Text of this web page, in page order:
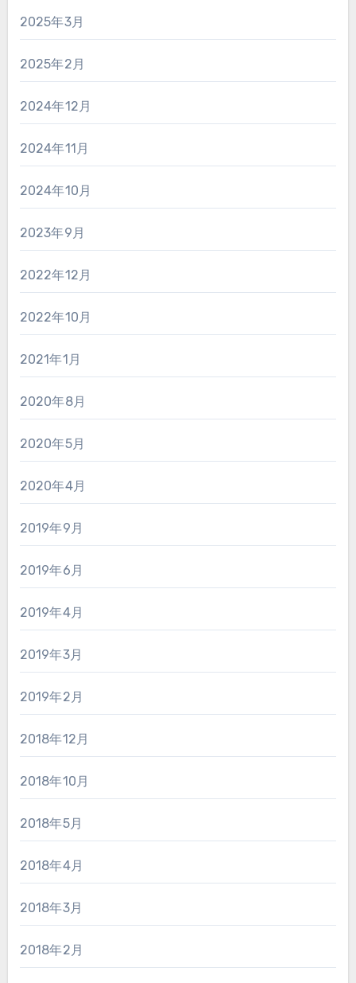
2025年3月
2025年2月
2024年12月
2024年11月
2024年10月
2023年9月
2022年12月
2022年10月
2021年1月
2020年8月
2020年5月
2020年4月
2019年9月
2019年6月
2019年4月
2019年3月
2019年2月
2018年12月
2018年10月
2018年5月
2018年4月
2018年3月
2018年2月